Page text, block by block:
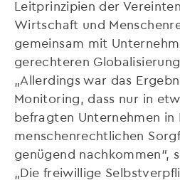
Leitprinzipien der
Wirtschaft und
gemeinsam mit
gerechteren
„Allerdings war das
Monitoring, dass nur in
befragten Unternehmen in
menschenrechtlichen
genügend nachkommen“,
„Die freiwillige